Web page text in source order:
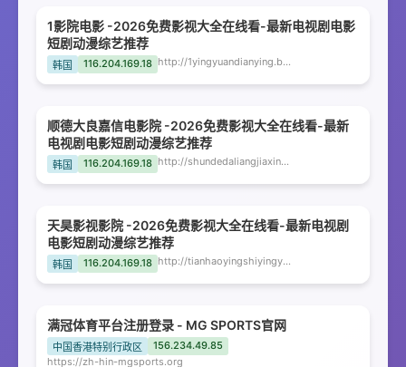
1影院电影 -2026免费影视大全在线看-最新电视剧电影
短剧动漫综艺推荐
韩国 116.204.169.18 http://1yingyuandianying.bckqn.com
顺德大良嘉信电影院 -2026免费影视大全在线看-最新
电视剧电影短剧动漫综艺推荐
韩国 116.204.169.18 http://shundedaliangjiaxindianyingyuan.bckqn.com
天昊影视影院 -2026免费影视大全在线看-最新电视剧
电影短剧动漫综艺推荐
韩国 116.204.169.18 http://tianhaoyingshiyingyuan.bckqn.com
满冠体育平台注册登录 - MG SPORTS官网
中国香港特别行政区
156.234.49.85
https://zh-hin-mgsports.org